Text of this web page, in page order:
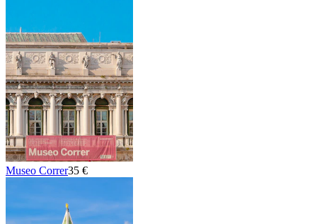
Museo Correr35 €